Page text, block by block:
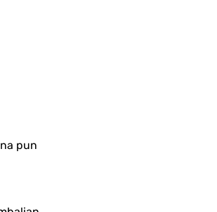
pun